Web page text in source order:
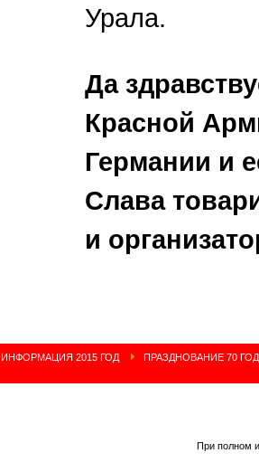
Урала.
Да
Красной
Германии и
Слава
и
ИНФОРМАЦИЯ 2015 ГОД
ПРАЗДНОВАНИЕ 70
При полном